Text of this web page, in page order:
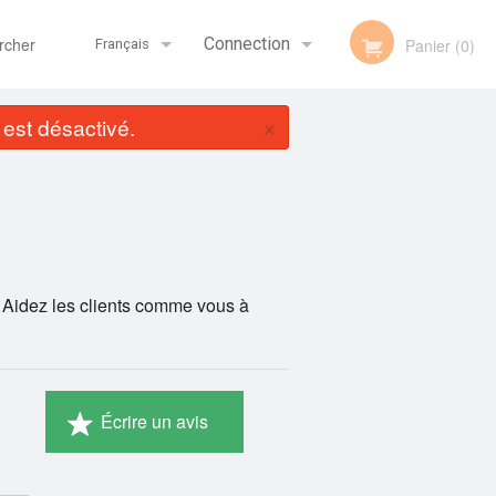
Français
Français
Connection
Inscription
Panier (0)
désactivé. ×
les clients comme vous à
Écrire un avis